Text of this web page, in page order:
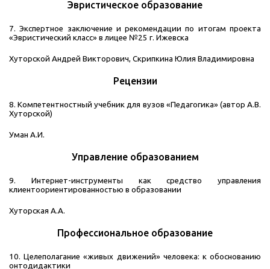
Эвристическое образование
7. Экспертное заключение и рекомендации по итогам проекта
«Эвристический класс» в лицее №25 г. Ижевска
Хуторской Андрей Викторович, Скрипкина Юлия Владимировна
Рецензии
8. Компетентностный учебник для вузов «Педагогика» (автор А.В.
Хуторской)
Уман А.И.
Управление образованием
9. Интернет-инструменты как средство управления
клиентоориентированностью в образовании
Хуторская А.А.
Профессиональное образование
10. Целеполагание «живых движений» человека: к обоснованию
онтодидактики